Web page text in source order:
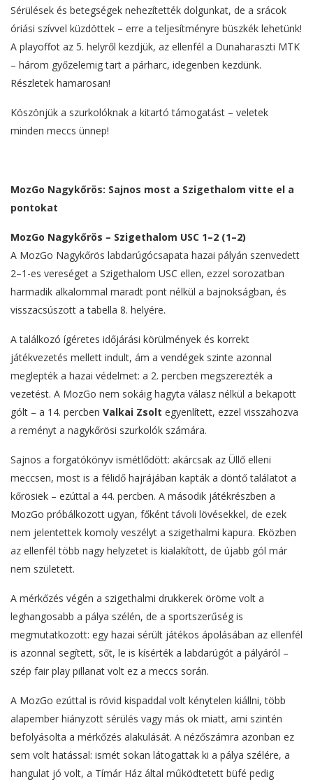
Sérülések és betegségek nehezítették dolgunkat, de a srácok
óriási szívvel küzdöttek – erre a teljesítményre büszkék lehetünk!
A playoffot az 5. helyről kezdjük, az ellenfél a Dunaharaszti MTK
– három győzelemig tart a párharc, idegenben kezdünk.
Részletek hamarosan!
Köszönjük a szurkolóknak a kitartó támogatást – veletek
minden meccs ünnep!
MozGo Nagykőrös: Sajnos most a Szigethalom vitte el a
pontokat
MozGo Nagykőrös – Szigethalom USC 1–2 (1–2)
A MozGo Nagykőrös labdarúgócsapata hazai pályán szenvedett
2–1-es vereséget a Szigethalom USC ellen, ezzel sorozatban
harmadik alkalommal maradt pont nélkül a bajnokságban, és
visszacsúszott a tabella 8. helyére.
A találkozó ígéretes időjárási körülmények és korrekt
játékvezetés mellett indult, ám a vendégek szinte azonnal
meglepték a hazai védelmet: a 2. percben megszerezték a
vezetést. A MozGo nem sokáig hagyta válasz nélkül a bekapott
gólt – a 14. percben Valkai Zsolt egyenlített, ezzel visszahozva
a reményt a nagykőrösi szurkolók számára.
Sajnos a forgatókönyv ismétlődött: akárcsak az Üllő elleni
meccsen, most is a félidő hajrájában kapták a döntő találatot a
kőrösiek – ezúttal a 44. percben. A második játékrészben a
MozGo próbálkozott ugyan, főként távoli lövésekkel, de ezek
nem jelentettek komoly veszélyt a szigethalmi kapura. Eközben
az ellenfél több nagy helyzetet is kialakított, de újabb gól már
nem született.
A mérkőzés végén a szigethalmi drukkerek öröme volt a
leghangosabb a pálya szélén, de a sportszerűség is
megmutatkozott: egy hazai sérült játékos ápolásában az ellenfél
is azonnal segített, sőt, le is kísérték a labdarúgót a pályáról –
szép fair play pillanat volt ez a meccs során.
A MozGo ezúttal is rövid kispaddal volt kénytelen kiállni, több
alapember hiányzott sérülés vagy más ok miatt, ami szintén
befolyásolta a mérkőzés alakulását. A nézőszámra azonban ez
sem volt hatással: ismét sokan látogattak ki a pálya szélére, a
hangulat jó volt, a Tímár Ház által működtetett büfé pedig